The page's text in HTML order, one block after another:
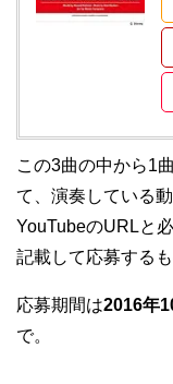
この3曲の中から1
て、演奏している
YouTubeのURLと
記載して応募するも
応募期間は2016年
で。